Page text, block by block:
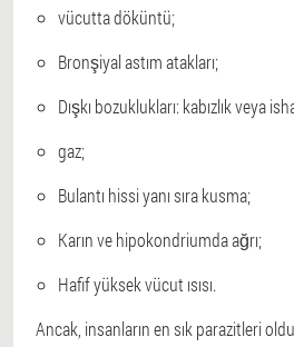
vücutta döküntü;
Bronşiyal astım atakları;
Dışkı bozuklukları: kabızlık veya
gaz;
Bulantı hissi yanı sıra kusma;
Karın ve hipokondriumda ağrı;
Hafif yüksek vücut ısısı.
Ancak, insanların en sık parazitleri